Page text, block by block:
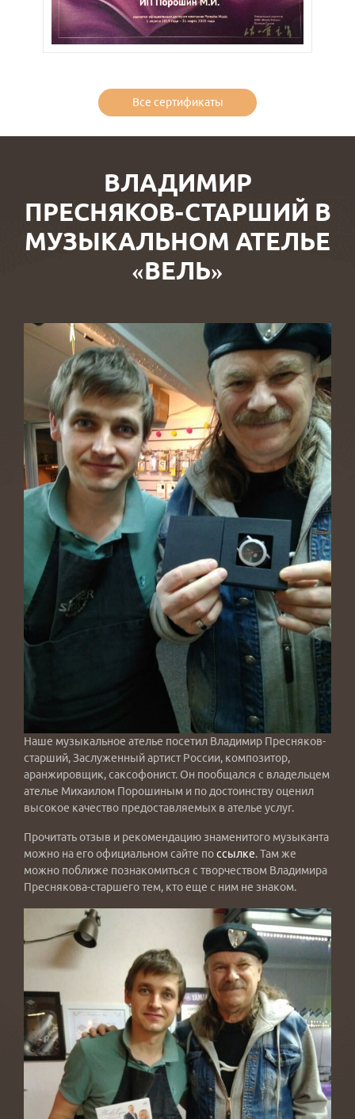
Все сертификаты
ВЛАДИМИР
ПРЕСНЯКОВ-СТАРШИЙ В
МУЗЫКАЛЬНОМ АТЕЛЬЕ
«ВЕЛЬ»
Наше музыкальное ателье посетил Владимир Пресняков-
старший, Заслуженный артист России, композитор,
аранжировщик, саксофонист. Он пообщался с владельцем
ателье Михаилом Порошиным и по достоинству оценил
высокое качество предоставляемых в ателье услуг.
Прочитать отзыв и рекомендацию знаменитого музыканта
можно на его официальном сайте поссылке. Там же
можно поближе познакомиться с творчеством Владимира
Преснякова-старшего тем, кто еще с ним не знаком.